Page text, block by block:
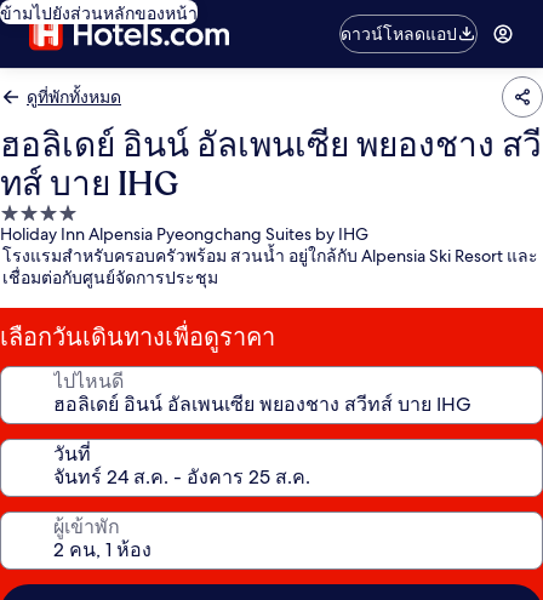
ข้ามไปยังส่วนหลักของหน้า
ดาวน์โหลดแอป
ดูที่พักทั้งหมด
ฮอลิเดย์ อินน์ อัลเพนเซีย พยองชาง สวี
ทส์ บาย IHG
ที่พัก
4.0
ดาว
Holiday Inn Alpensia Pyeongchang Suites by IHG
โรงแรมสำหรับครอบครัวพร้อม สวนน้ำ อยู่ใกล้กับ Alpensia Ski Resort และ
เชื่อมต่อกับศูนย์จัดการประชุม
เลือกวันเดินทางเพื่อดูราคา
ไปไหนดี
วันที่
ผู้เข้าพัก